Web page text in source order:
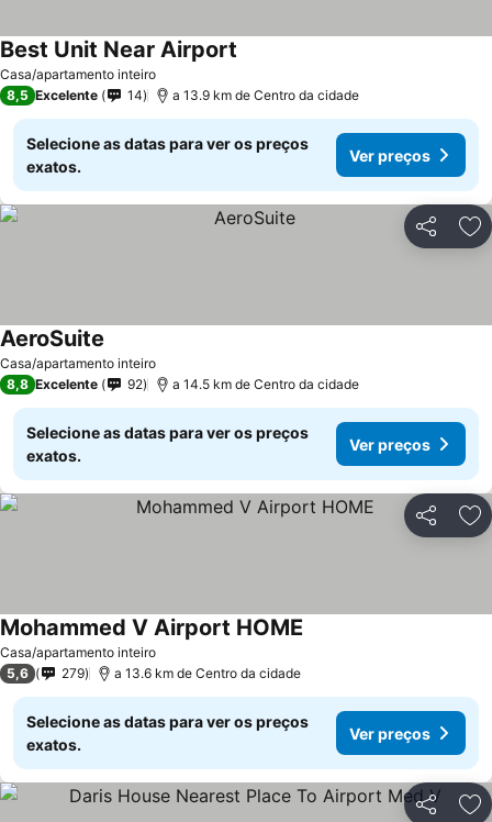
Casa/apartamento inteiro
Best Unit Near Airport
8,5 Excelente 14 a 13.9 km de Centro da cidade
Selecione as datas para ver os preços
exatos.
Ver preços
Partilhar
Casa/apartamento inteiro
AeroSuite
8,8 Excelente 92 a 14.5 km de Centro da cidade
Selecione as datas para ver os preços
exatos.
Ver preços
Partilhar
Casa/apartamento inteiro
Mohammed V Airport HOME
5,6 279 a 13.6 km de Centro da cidade
Selecione as datas para ver os preços
exatos.
Ver preços
Partilhar